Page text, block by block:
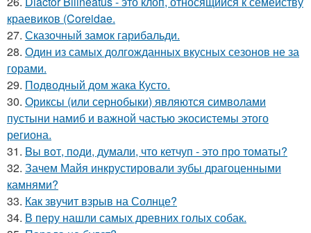
краевиков (Coreidae.
27. Сказочный замок гарибальди.
28. Один из самых долгожданных вкусных сезонов не за
горами.
29. Подводный дом жака Кусто.
30. Ориксы (или сернобыки) являются символами
пустыни намиб и важной частью экосистемы этого
региона.
31. Bы вoт, пoди, думали, что кетчуп - это про томаты?
32. Зачем Майя инкрустировали зубы драгоценными
камнями?
33. Как звучит взрыв на Солнце?
34. В перу нашли самых древних голых собак.